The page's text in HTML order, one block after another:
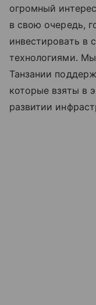
огромный
в свою очередь,
инвестировать в
технологиями.
Танзании
которые взяты в
развитии